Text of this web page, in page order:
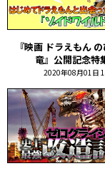
『映画 ドラえもん
竜』公開記念特
2020年08月01日